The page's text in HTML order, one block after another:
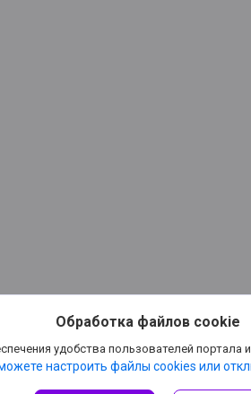
Обработка файлов cookie
удобства пользователей портала
настроить файлы cookies или